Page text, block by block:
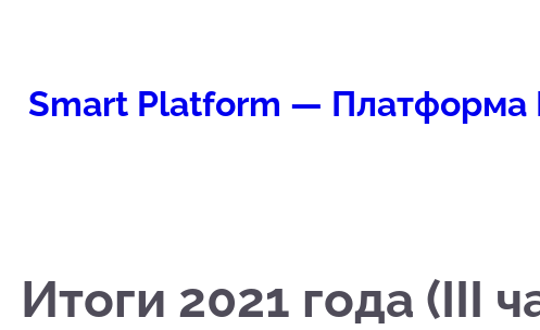
Smart Platform — Платформа
Итоги 2021 года (III